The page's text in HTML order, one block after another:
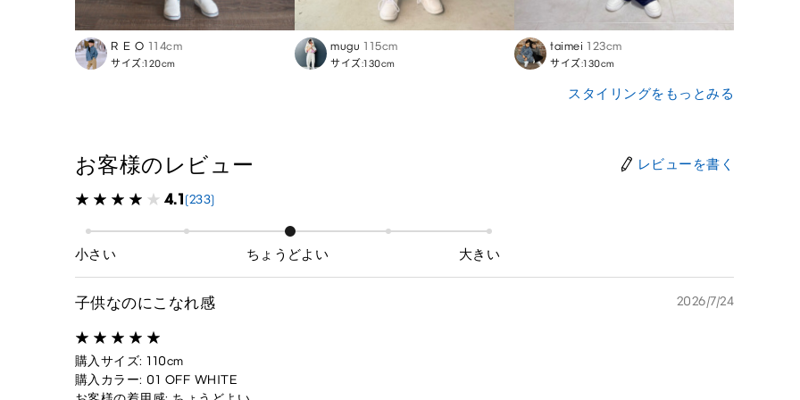
R E O 114cm
サイズ:120cm
mugu 115cm
サイズ:130cm
taimei 123cm
サイズ:130cm
スタイリングをもっとみる
お客様のレビュー レビューを書く
4.1(233)
小さい ちょうどよい 大きい
子供なのにこなれ感 2026/7/24
購入サイズ: 110cm
購入カラー: 01 OFF WHITE